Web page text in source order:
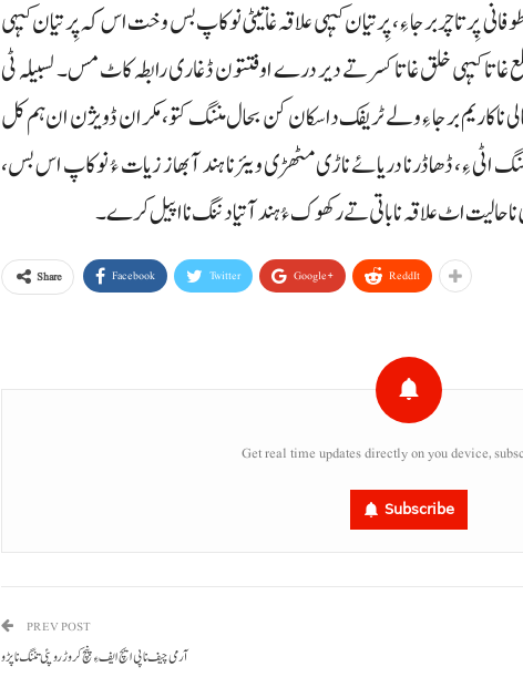
پِر تا چر برجا ءِ، پِر تیان کیہی علاقہ غاتیٹی نوکاپ بس وخت اس کہ پِر تیان کیہی
کیہی خلق غاتا کسر تے دیر درے اوفتتون ڈغاری رابطہ کاٹ مس۔ لسبیلہ ٹی
نا کاریم برجا ءِ ولے ٹریفک داسکان کن بحال مننگ کتو، مکران ڈویژن ان ہم کل
اٹی ءِ، ڈھاڈر نا دریائے ناڑی مٹھڑی ویئر نا ہند آ بھاز زیات ءُ نوکاپ اس بس،
نا حالیت اٹ علاقہ نا باتی تے رکھوک ءُ ہند آتیا دننگ نا اپیل کرے۔
Share Facebook Twitter Google+ ReddIt
Get real time updates directly on you device,
Subscribe
PREV POST
آرمی چیف نا پی ایچ ایف ءِ پنچ کروڑ روپئی تننگ نا پڑو